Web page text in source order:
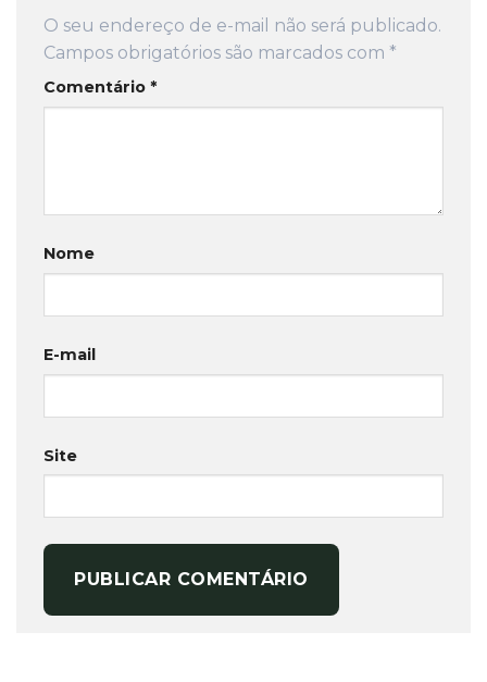
O seu endereço de e-mail não será publicado.
Campos obrigatórios são marcados com *
Comentário *
Nome
E-mail
Site